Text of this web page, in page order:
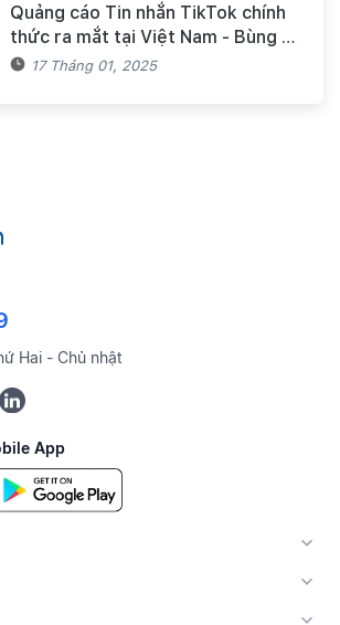
Quảng cáo Tin nhắn TikTok chính
thức ra mắt tại Việt Nam - Bùng nổ
doanh số mùa Tết cùng TikTok và
17 Tháng 01, 2025
Hai - Chủ nhật
App